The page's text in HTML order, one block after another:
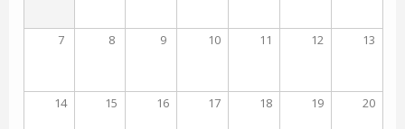
7 8 9 10 11 12 13
14 15 16 17 18 19 20